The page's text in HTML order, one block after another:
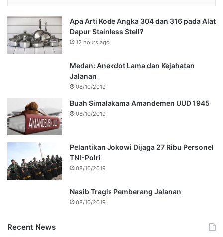
Apa Arti Kode Angka 304 dan 316 pada Alat
Dapur Stainless Stell?
12 hours ago
Medan: Anekdot Lama dan Kejahatan
Jalanan
08/10/2019
Buah Simalakama Amandemen UUD 1945
08/10/2019
Pelantikan Jokowi Dijaga 27 Ribu Personel
TNI-Polri
08/10/2019
Nasib Tragis Pemberang Jalanan
08/10/2019
Recent News